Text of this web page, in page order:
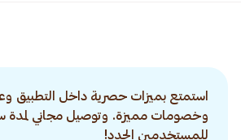
استمتع بميزات حصرية داخل التطبيق
وخصومات مميزة. وتوصيل مجاني لمدة
للمستخدمين الجدد!